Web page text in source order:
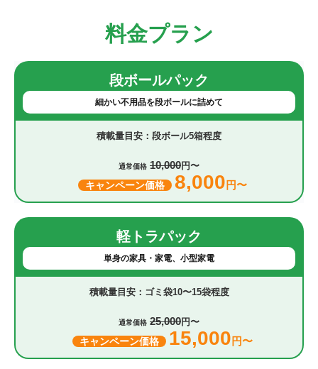
料金プラン
段ボールパック
細かい不用品を段ボールに詰めて
段ボール5箱程度
通常価格 10,000円〜
キャンペーン価格 8,000 円〜
軽トラパック
単身の家具・家電、小型家電
ゴミ袋10〜15袋程度
通常価格 25,000円〜
キャンペーン価格 15,000 円〜